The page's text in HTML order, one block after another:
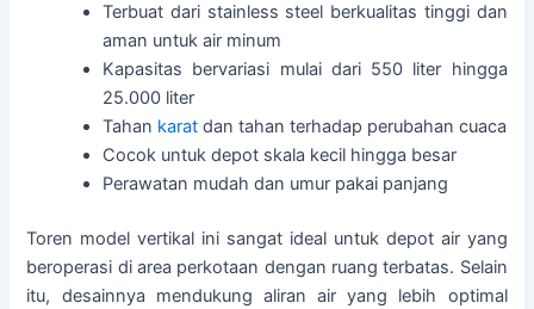
Terbuat dari stainless steel berkualitas tinggi dan
aman untuk air minum
Kapasitas bervariasi mulai dari 550 liter hingga
25.000 liter
Tahan karat dan tahan terhadap perubahan cuaca
Cocok untuk depot skala kecil hingga besar
Perawatan mudah dan umur pakai panjang
Toren model vertikal ini sangat ideal untuk depot air yang
beroperasi di area perkotaan dengan ruang terbatas. Selain
itu, desainnya mendukung aliran air yang lebih optimal